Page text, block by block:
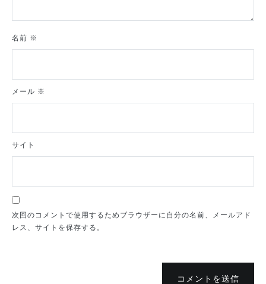
名前 ※
メール ※
サイト
次回のコメントで使用するためブラウザーに自分の名前、メールアド
レス、サイトを保存する。
コメントを送信